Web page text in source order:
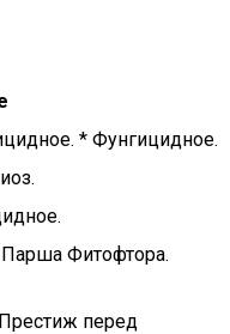
* Фунгицидное.
Парша Фитофтора.
перед